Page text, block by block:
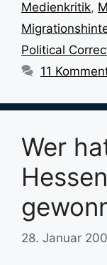
Medienkritik,
Political
11
Wer
28. Januar